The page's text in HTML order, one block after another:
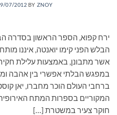
07/2012 BY ZNOY
ירח קפוא, הספר הראשון בסדרה
הבלש הפני קימו יואנטה, איננו
אשר מתבונן, באמצעות עלילת
במפגש הבלתי אפשרי בין אהבה
ברחבי העולם הוכר מחברו, יאן
המקוריים בספרות המתח
חוקר צעיר במשטרת […]